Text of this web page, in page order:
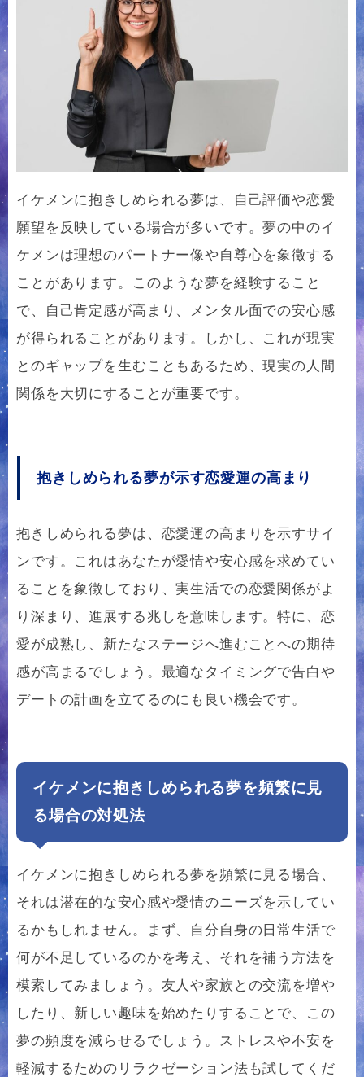
イケメンに抱きしめられる夢は、自己評価や恋愛
願望を反映している場合が多いです。夢の中のイ
ケメンは理想のパートナー像や自尊心を象徴する
ことがあります。このような夢を経験すること
で、自己肯定感が高まり、メンタル面での安心感
が得られることがあります。しかし、これが現実
とのギャップを生むこともあるため、現実の人間
関係を大切にすることが重要です。
抱きしめられる夢が示す恋愛運の高まり
抱きしめられる夢は、恋愛運の高まりを示すサイ
ンです。これはあなたが愛情や安心感を求めてい
ることを象徴しており、実生活での恋愛関係がよ
り深まり、進展する兆しを意味します。特に、恋
愛が成熟し、新たなステージへ進むことへの期待
感が高まるでしょう。最適なタイミングで告白や
デートの計画を立てるのにも良い機会です。
イケメンに抱きしめられる夢を頻繁に見
る場合の対処法
イケメンに抱きしめられる夢を頻繁に見る場合、
それは潜在的な安心感や愛情のニーズを示してい
るかもしれません。まず、自分自身の日常生活で
何が不足しているのかを考え、それを補う方法を
模索してみましょう。友人や家族との交流を増や
したり、新しい趣味を始めたりすることで、この
夢の頻度を減らせるでしょう。ストレスや不安を
軽減するためのリラクゼーション法も試してくだ